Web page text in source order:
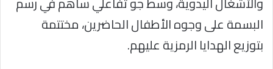
البسمة على وجوه الأطفال الحاضرين، مختتمة
بتوزيع الهدايا الرمزية عليهم.